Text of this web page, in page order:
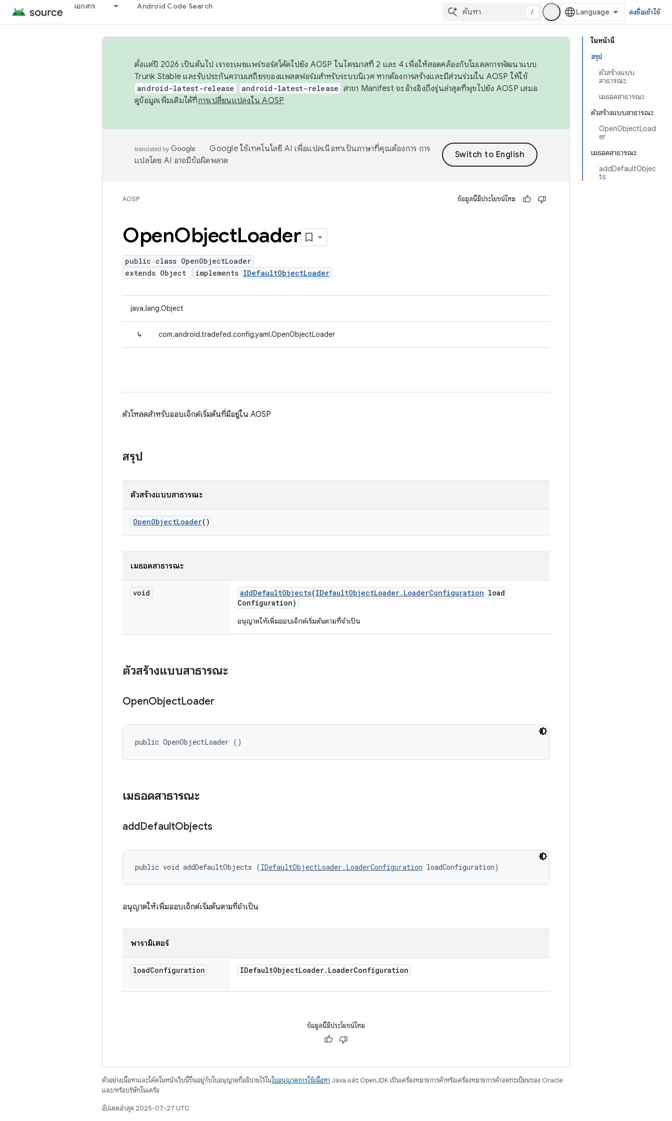
เอกสาร Android Code Search
/ ลงชื่อเข้าใช้
ในหน้านี้
สรุป
ตัวสร้างแบบ
สาธารณะ
เมธอดสาธารณะ
ตัวสร้างแบบสาธารณะ
OpenObjectLoad
er
เมธอดสาธารณะ
addDefaultObjec
ts
ตั้งแต่ปี 2026 เป็นต้นไป เราจะเผยแพร่ซอร์สโค้ดไปยัง AOSP ในไตรมาสที่ 2 และ 4 เพื่อให้สอดคล้องกับโมเดลการพัฒนาแบบ
Trunk Stable และรับประกันความเสถียรของแพลตฟอร์มสำหรับระบบนิเวศ หากต้องการสร้างและมีส่วนร่วมใน AOSP ให้ใช้
android-latest-release android-latest-release สาขา Manifest จะอ้างอิงถึงรุ่นล่าสุดที่พุชไปยัง AOSP เสมอ
ดูข้อมูลเพิ่มเติมได้ที่การเปลี่ยนแปลงใน AOSP
Google ใช้เทคโนโลยี AI เพื่อแปลเนื้อหาเป็นภาษาที่คุณต้องการ การ
แปลโดย AI อาจมีข้อผิดพลาด
AOSP ข้อมูลนี้มีประโยชน์ไหม
OpenObjectLoader
public class OpenObjectLoader
extends Object
implements IDefaultObjectLoader
java.lang.Object
↳ com.android.tradefed.config.yaml.OpenObjectLoader
ตัวโหลดสำหรับออบเจ็กต์เริ่มต้นที่มีอยู่ใน AOSP
สรุป
ตัวสร้างแบบสาธารณะ
OpenObjectLoader()
เมธอดสาธารณะ
void addDefaultObjects(IDefaultObjectLoader. LoaderConfiguration load
Configuration)
อนุญาตให้เพิ่มออบเจ็กต์เริ่มต้นตามที่จำเป็น
ตัวสร้างแบบสาธารณะ
OpenObjectLoader
public OpenObjectLoader ()
เมธอดสาธารณะ
addDefaultObjects
public void addDefaultObjects (IDefaultObjectLoader.LoaderConfiguration loadConfiguration)
อนุญาตให้เพิ่มออบเจ็กต์เริ่มต้นตามที่จำเป็น
พารามิเตอร์
loadConfiguration IDefaultObjectLoader. LoaderConfiguration
ข้อมูลนี้มีประโยชน์ไหม
ตัวอย่างเนื้อหาและโค้ดในหน้าเว็บนี้ขึ้นอยู่กับใบอนุญาตที่อธิบายไว้ในใบอนุญาตการใช้เนื้อหา Java และ OpenJDK เป็นเครื่องหมายการค้าหรือเครื่องหมายการค้าจดทะเบียนของ Oracle
และ/หรือบริษัทในเครือ
อัปเดตล่าสุด 2025-07-27 UTC